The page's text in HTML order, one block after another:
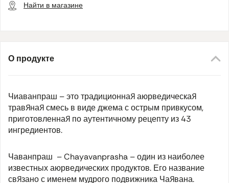
Найти в магазине
О продукте
Чиаванпраш – это традиционная аюрведическая
травяная смесь в виде джема с острым привкусом,
приготовленная по аутентичному рецепту из 43
ингредиентов.
Чаванпраш –Chayavanprasha – один из наиболее
известных аюрведических продуктов. Его название
связано с именем мудрого подвижника Чаявана.